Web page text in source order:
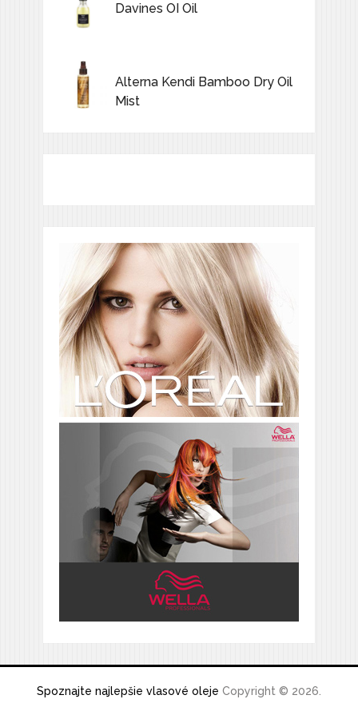
Davines OI Oil
Alterna Kendi Bamboo Dry Oil
Mist
Spoznajte najlepšie vlasové oleje Copyright © 2026.